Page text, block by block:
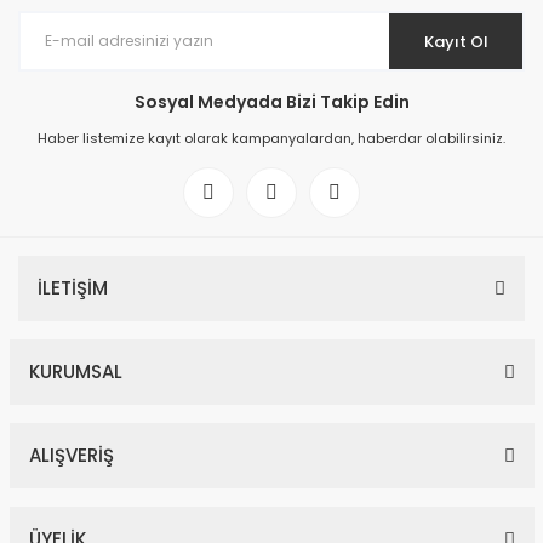
Kayıt Ol
Sosyal Medyada Bizi Takip Edin
Haber listemize kayıt olarak kampanyalardan, haberdar olabilirsiniz.
İLETİŞİM
KURUMSAL
ALIŞVERİŞ